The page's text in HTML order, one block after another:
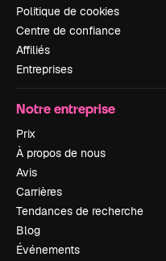
Politique de cookies
Centre de confiance
Affiliés
Entreprises
Notre entreprise
Prix
À propos de nous
Avis
Carrières
Tendances de recherche
Blog
Événements